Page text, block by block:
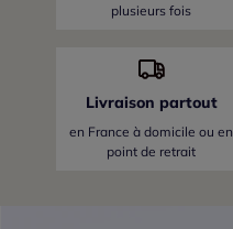
plusieurs fois
Livraison partout
en France à domicile ou en
point de retrait